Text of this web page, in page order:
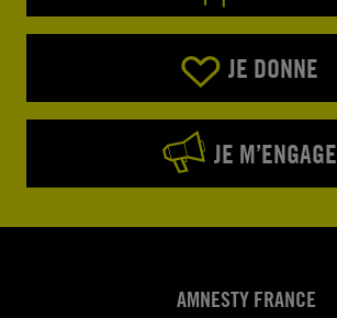
JE DONNE
JE M’ENGAGE
AMNESTY FRANCE